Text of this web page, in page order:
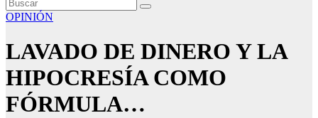
OPINIÓN
LAVADO DE DINERO Y LA
HIPOCRESÍA COMO
FÓRMULA…